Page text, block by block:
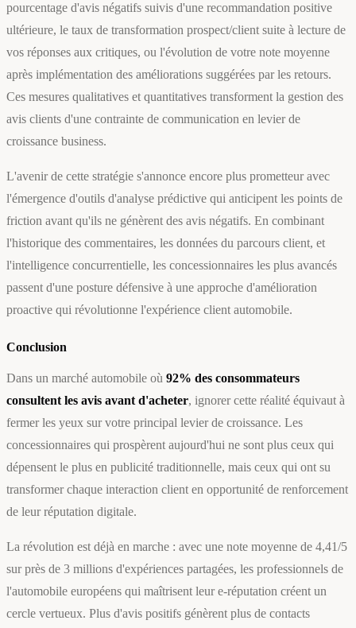
pourcentage d'avis négatifs suivis d'une recommandation positive
ultérieure, le taux de transformation prospect/client suite à lecture de
vos réponses aux critiques, ou l'évolution de votre note moyenne
après implémentation des améliorations suggérées par les retours.
Ces mesures qualitatives et quantitatives transforment la gestion des
avis clients d'une contrainte de communication en levier de
croissance business.
L'avenir de cette stratégie s'annonce encore plus prometteur avec
l'émergence d'outils d'analyse prédictive qui anticipent les points de
friction avant qu'ils ne génèrent des avis négatifs. En combinant
l'historique des commentaires, les données du parcours client, et
l'intelligence concurrentielle, les concessionnaires les plus avancés
passent d'une posture défensive à une approche d'amélioration
proactive qui révolutionne l'expérience client automobile.
Conclusion
Dans un marché automobile où 92% des consommateurs
consultent les avis avant d'acheter, ignorer cette réalité équivaut à
fermer les yeux sur votre principal levier de croissance. Les
concessionnaires qui prospèrent aujourd'hui ne sont plus ceux qui
dépensent le plus en publicité traditionnelle, mais ceux qui ont su
transformer chaque interaction client en opportunité de renforcement
de leur réputation digitale.
La révolution est déjà en marche : avec une note moyenne de 4,41/5
sur près de 3 millions d'expériences partagées, les professionnels de
l'automobile européens qui maîtrisent leur e-réputation créent un
cercle vertueux. Plus d'avis positifs génèrent plus de contacts